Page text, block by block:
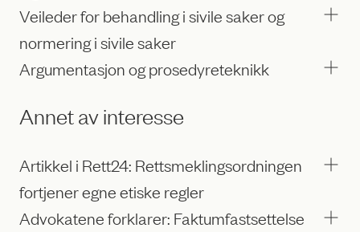
Veileder for behandling i sivile saker og
normering i sivile saker
Argumentasjon og prosedyreteknikk
Annet av interesse
Artikkel i Rett24: Rettsmeklingsordningen
fortjener egne etiske regler
Advokatene forklarer: Faktumfastsettelse